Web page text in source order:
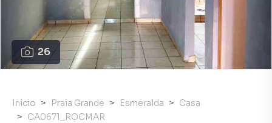
26
Início Praia Grande Esmeralda
Casa
CA0671_ROCMAR